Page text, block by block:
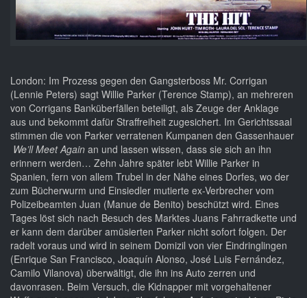
London: Im Prozess gegen den Gangsterboss Mr. Corrigan
(Lennie Peters) sagt Willie Parker (Terence Stamp), an mehreren
von Corrigans Banküberfällen beteiligt, als Zeuge der Anklage
aus und bekommt dafür Straffreiheit zugesichert. Im Gerichtssaal
stimmen die von Parker verratenen Kumpanen den Gassenhauer
We’ll Meet Again an und lassen wissen, dass sie sich an ihn
erinnern werden… Zehn Jahre später lebt Willie Parker in
Spanien, fern von allem Trubel in der Nähe eines Dorfes, wo der
zum Bücherwurm und Einsiedler mutierte ex-Verbrecher vom
Polizeibeamten Juan (Manue de Benito) beschützt wird. Eines
Tages löst sich nach Besuch des Marktes Juans Fahrradkette und
er kann dem darüber amüsierten Parker nicht sofort folgen. Der
radelt voraus und wird in seinem Domizil von vier Eindringlingen
(Enrique San Francisco, Joaquín Alonso, José Luis Fernández,
Camilo Vilanova) überwältigt, die ihn ins Auto zerren und
davonrasen. Beim Versuch, die Kidnapper mit vorgehaltener